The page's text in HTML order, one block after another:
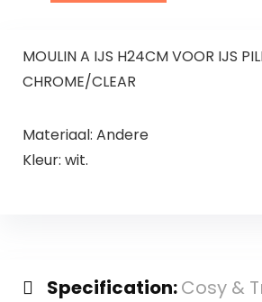
MOULIN A IJS H24CM VOOR IJS
CHROME/CLEAR
Materiaal: Andere
Kleur: wit.
Specification:Cosy &